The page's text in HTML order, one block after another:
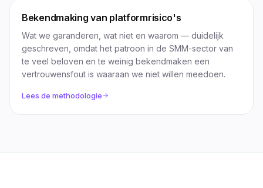
Bekendmaking van platformrisico's
Wat we garanderen, wat niet en waarom — duidelijk
geschreven, omdat het patroon in de SMM-sector van
te veel beloven en te weinig bekendmaken een
vertrouwensfout is waaraan we niet willen meedoen.
Lees de methodologie